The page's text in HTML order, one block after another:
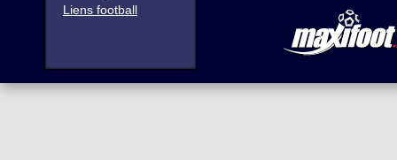
Liens football